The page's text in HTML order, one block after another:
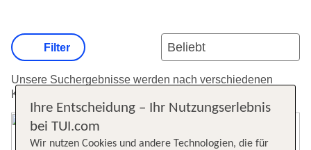
Unsere Suchergebnisse werden nach verschiedenen
Kriterien sortiert.
Filter
Ihre Entscheidung – Ihr Nutzungserlebnis
bei TUI.com
Wir nutzen Cookies und andere Technologien, die für